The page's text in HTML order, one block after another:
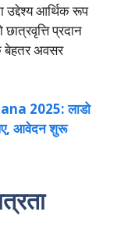
आर्थिक रूप
प्रदान
बेहतर अवसर
2025: लाडो
आवेदन शुरू